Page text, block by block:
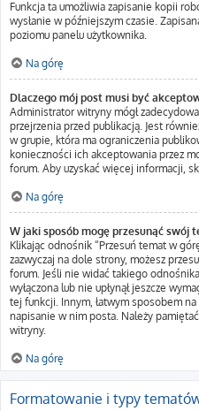
Funkcja ta umożliwia zapisanie kopii
wysłanie w późniejszym czasie.
poziomu panelu użytkownika.
Na górę
Dlaczego mój post musi być
Administrator witryny mógł
przejrzenia przed publikacją. Jest
w grupie, która ma ograniczenia
konieczności ich akceptowania przez
forum. Aby uzyskać więcej informacji,
Na górę
W jaki sposób mogę przesunąć swój
Klikając odnośnik “Przesuń temat w
zazwyczaj na dole strony, możesz
forum. Jeśli nie widać takiego
wyłączona lub nie upłynął jeszcze
tej funkcji. Innym, łatwym sposobem
napisanie w nim posta. Należy
witryny.
Na górę
Formatowanie i typy